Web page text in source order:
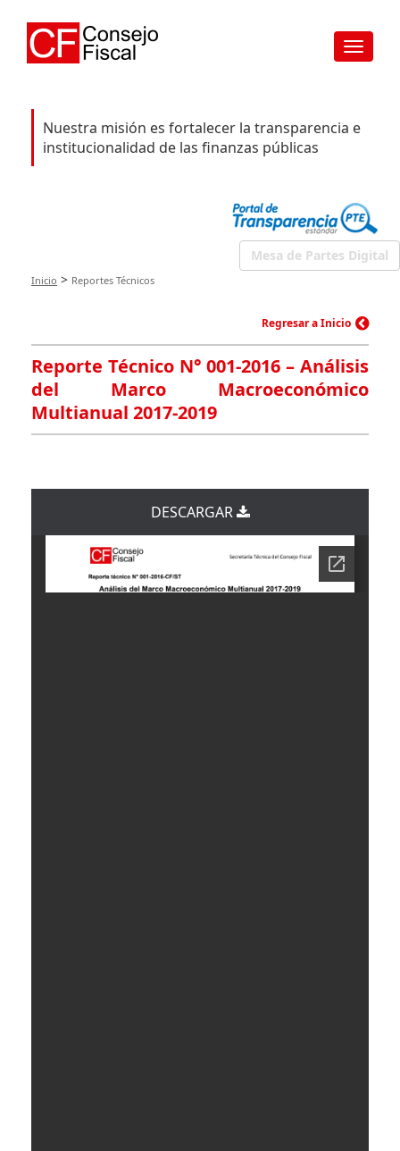
Toggle
Nuestra misión es fortalecer la transparencia e
institucionalidad de las finanzas públicas
Mesa de Partes Digital
Inicio > Reportes Técnicos
Regresar a Inicio
Reporte Técnico N° 001-2016 – Análisis
del Marco Macroeconómico
Multianual 2017-2019
DESCARGAR